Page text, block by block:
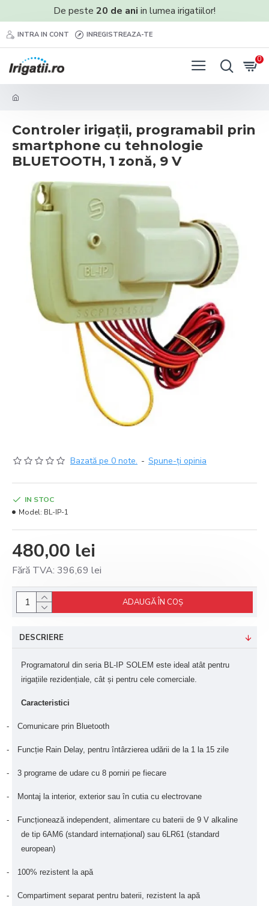
De peste 20 de ani in lumea irigatiilor!
INTRA IN CONT INREGISTREAZA-TE
0
Controler irigații, programabil prin
smartphone cu tehnologie
BLUETOOTH, 1 zonă, 9 V
Bazată pe 0 note. - Spune-ţi opinia
480,00 lei
Fără TVA: 396,69 lei
IN STOC
Model: BL-IP-1
ADAUGĂ ÎN COŞ
DESCRIERE
Programatorul din seria BL-IP SOLEM este ideal atât pentru
irigațiile rezidențiale, cât și pentru cele comerciale.
Caracteristici
- Comunicare prin Bluetooth
- Funcție Rain Delay, pentru întârzierea udării de la 1 la 15 zile
- 3 programe de udare cu 8 porniri pe fiecare
- Montaj la interior, exterior sau în cutia cu electrovane
-
Funcționează independent, alimentare cu baterii de 9 V alkaline
de tip 6AM6 (standard internațional) sau 6LR61 (standard
european)
- 100% rezistent la apă
- Compartiment separat pentru baterii, rezistent la apă